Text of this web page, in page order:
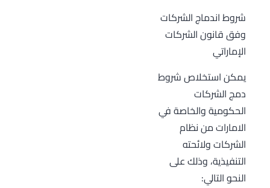
شروط اندماج الشركات
وفق قانون الشركات
الإماراتي
يمكن استخلاص شروط
دمج الشركات
الحكومية والخاصة في
الامارات من نظام
الشركات ولائحته
التنفيذية، وذلك على
النحو التالي: